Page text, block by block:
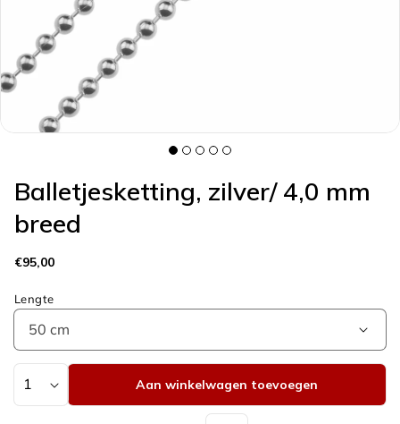
Balletjesketting, zilver/ 4,0 mm
breed
Normale
€95,00
Lengte
Aantal
Aan winkelwagen toevoegen